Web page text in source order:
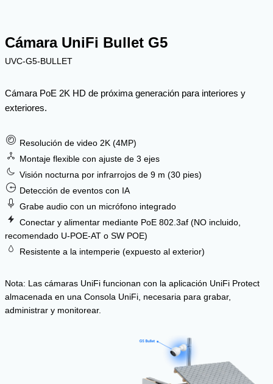
Cámara UniFi Bullet G5
UVC-G5-BULLET
Cámara PoE 2K HD de próxima generación para interiores y
exteriores.
Resolución de video 2K (4MP)
Montaje flexible con ajuste de 3 ejes
Visión nocturna por infrarrojos de 9 m (30 pies)
Detección de eventos con IA
Grabe audio con un micrófono integrado
Conectar y alimentar mediante PoE 802.3af (NO incluido,
recomendado U-POE-AT o SW POE)
Resistente a la intemperie (expuesto al exterior)
Nota: Las cámaras UniFi funcionan con la aplicación UniFi Protect
almacenada en una Consola UniFi, necesaria para grabar,
administrar y monitorear.